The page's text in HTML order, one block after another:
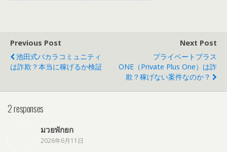
Previous Post
池田式バカラコミュニティ
は詐欺？本当に稼げるか検証
Next Post
プライベートプラス
ONE（private Plus One）は詐
欺？稼げない案件なのか？
2 responses
มวยพักยก
2026年6月11日